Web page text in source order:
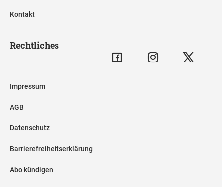
Kontakt
Rechtliches
Impressum
AGB
Datenschutz
Barrierefreiheitserklärung
Abo kündigen